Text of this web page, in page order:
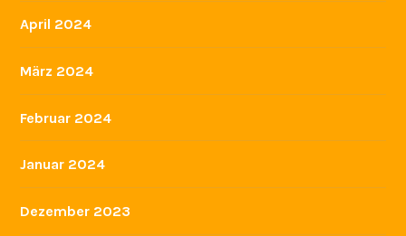
April 2024
März 2024
Februar 2024
Januar 2024
Dezember 2023